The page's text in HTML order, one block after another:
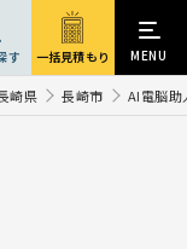
す 一括見積もり MENU
崎県 長崎市 AI電脳助